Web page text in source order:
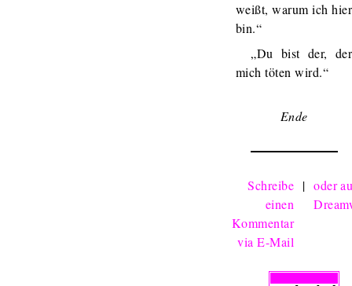
weißt, warum ich hier
bin.“
„Du bist der, der
mich töten wird.“
Ende
Schreibe
einen
Kommentar
via E-Mail
| oder